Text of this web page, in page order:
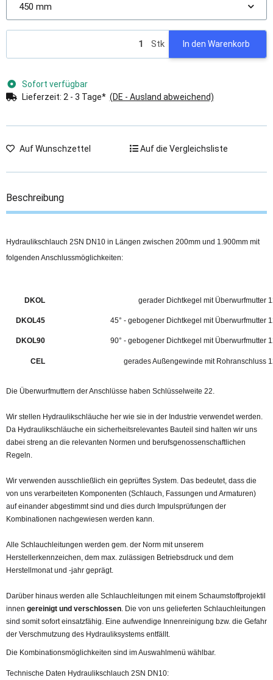
450 mm
Stk In den Warenkorb
Sofort verfügbar
Lieferzeit: 2 - 3 Tage* (DE - Ausland abweichend)
Auf Wunschzettel Auf die Vergleichsliste
Beschreibung
Hydraulikschlauch 2SN DN10 in Längen zwischen 200mm und 1.900mm mit
folgenden Anschlussmöglichkeiten:
DKOL gerader Dichtkegel mit Überwurfmutter
DKOL45 45° - gebogener Dichtkegel mit Überwurfmutter
DKOL90 90° - gebogener Dichtkegel mit Überwurfmutter
CEL gerades Außengewinde mit Rohranschluss
Die Überwurfmuttern der Anschlüsse haben Schlüsselweite 22.
Wir stellen Hydraulikschläuche her wie sie in der Industrie verwendet werden.
Da Hydraulikschläuche ein sicherheitsrelevantes Bauteil sind halten wir uns
dabei streng an die relevanten Normen und berufsgenossenschaftlichen
Regeln.
Wir verwenden ausschließlich ein geprüftes System. Das bedeutet, dass die
von uns verarbeiteten Komponenten (Schlauch, Fassungen und Armaturen)
auf einander abgestimmt sind und dies durch Impulsprüfungen der
Kombinationen nachgewiesen werden kann.
Alle Schlauchleitungen werden gem. der Norm mit unserem
Herstellerkennzeichen, dem max. zulässigen Betriebsdruck und dem
Herstellmonat und -jahr geprägt.
Darüber hinaus werden alle Schlauchleitungen mit einem Schaumstoffprojektil
innen gereinigt und verschlossen. Die von uns gelieferten Schlauchleitungen
sind somit sofort einsatzfähig. Eine aufwendige Innenreinigung bzw. die Gefahr
der Verschmutzung des Hydrauliksystems entfällt.
Die Kombinationsmöglichkeiten sind im Auswahlmenü wählbar.
Technische Daten Hydraulikschlauch 2SN DN10: